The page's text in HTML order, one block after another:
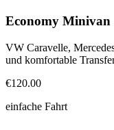
Economy Minivan
VW Caravelle,
und komfortable
€120.00
einfache Fahrt